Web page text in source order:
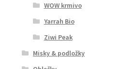
WOW krmivo
Yarrah Bio
Ziwi Peak
Misky & podložky